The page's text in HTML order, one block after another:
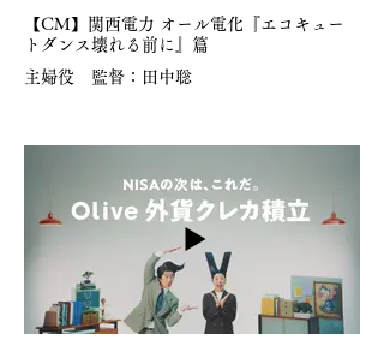
【CM】関西電力 オール電化『エコキュー
トダンス壊れる前に』篇
主婦役 監督：田中聡